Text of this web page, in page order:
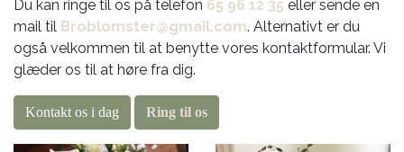
Du kan ringe til os på telefon 65 96 12 35 eller sende en
mail til Broblomster@gmail.com. Alternativt er du
også velkommen til at benytte vores kontaktformular. Vi
glæder os til at høre fra dig.
Kontakt os i dag Ring til os